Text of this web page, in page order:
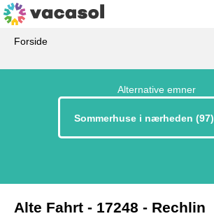
Forside
Alternative emner
Sommerhuse i nærheden (97)
Alte Fahrt - 17248 - Rechlin